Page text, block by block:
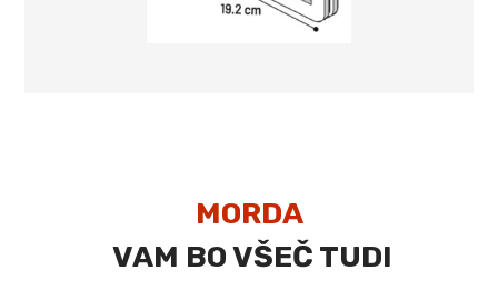
MORDA
VAM BO VŠEČ TUDI